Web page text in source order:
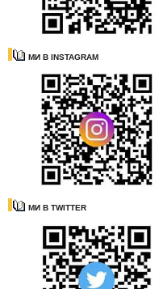
МИ В INSTAGRAM
МИ В TWITTER